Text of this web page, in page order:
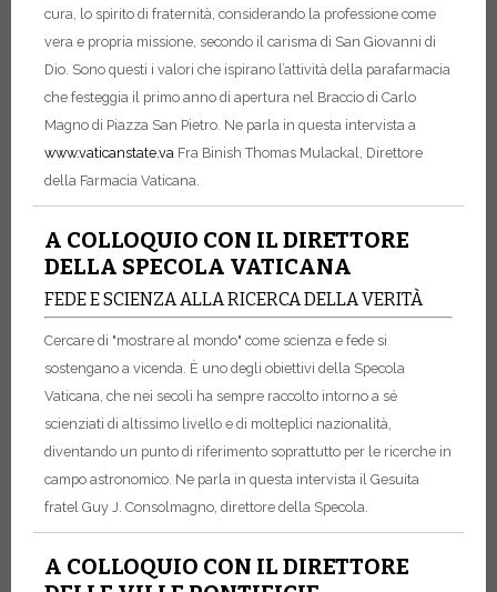
cura, lo spirito di fraternità, considerando la professione come
vera e propria missione, secondo il carisma di San Giovanni di
Dio. Sono questi i valori che ispirano l’attività della parafarmacia
che festeggia il primo anno di apertura nel Braccio di Carlo
Magno di Piazza San Pietro. Ne parla in questa intervista a
www.vaticanstate.va Fra Binish Thomas Mulackal, Direttore
della Farmacia Vaticana.
A COLLOQUIO CON IL DIRETTORE
DELLA SPECOLA VATICANA
FEDE E SCIENZA ALLA RICERCA DELLA VERITÀ
Cercare di "mostrare al mondo" come scienza e fede si
sostengano a vicenda. È uno degli obiettivi della Specola
Vaticana, che nei secoli ha sempre raccolto intorno a sé
scienziati di altissimo livello e di molteplici nazionalità,
diventando un punto di riferimento soprattutto per le ricerche in
campo astronomico. Ne parla in questa intervista il Gesuita
fratel Guy J. Consolmagno, direttore della Specola.
A COLLOQUIO CON IL DIRETTORE